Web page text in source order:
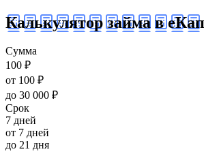
Калькулятор займа в
Сумма
100 ₽
от 100 ₽
до 30 000 ₽
Срок
7 дней
от 7 дней
до 21 дня